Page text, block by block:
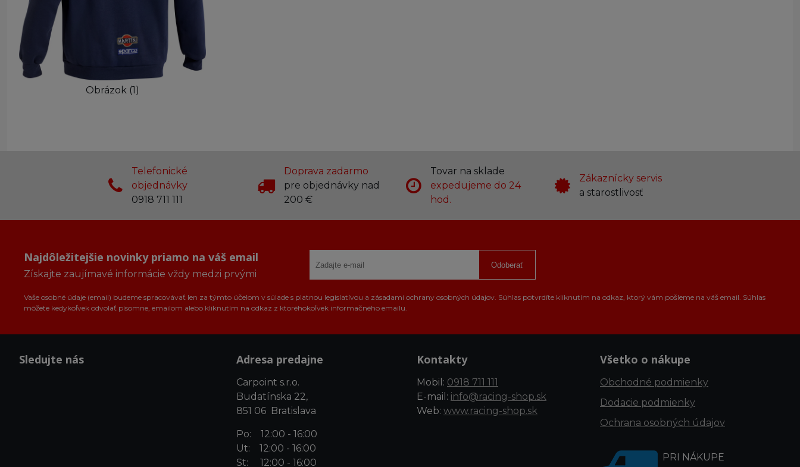
Obrázok (1)
Telefonické
objednávky
0918 711 111
Doprava zadarmo
pre objednávky nad
200 €
Tovar na sklade
expedujeme do 24
hod.
Zákaznícky servis
a starostlivosť
Najdôležitejšie novinky priamo na váš email
Získajte zaujímavé informácie vždy medzi prvými
Odoberať
Vaše osobné údaje (email) budeme spracovávať len za týmto účelom v súlade s platnou legislatívou a zásadami ochrany osobných údajov. Súhlas potvrdíte kliknutím na odkaz, ktorý vám pošleme na váš email. Súhlas
môžete kedykoľvek odvolať písomne, emailom alebo kliknutím na odkaz z ktoréhokoľvek informačného emailu.
Sledujte nás Adresa predajne
Carpoint s.r.o.
Budatínska 22,
851 06 Bratislava
Po: 12:00 - 16:00
Ut: 12:00 - 16:00
St: 12:00 - 16:00
Kontakty
Mobil: 0918 711 111
E-mail: info@racing-shop.sk
Web: www.racing-shop.sk
Všetko o nákupe
Obchodné podmienky
Dodacie podmienky
Ochrana osobných údajov
PRI NÁKUPE